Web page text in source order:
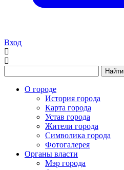
Вход
Найти
О городе
История города
Карта города
Устав города
Жители города
Символика города
Фотогалерея
Органы власти
Мэр города